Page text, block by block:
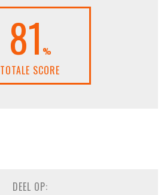
81 %
TOTALE SCORE
DEEL OP: